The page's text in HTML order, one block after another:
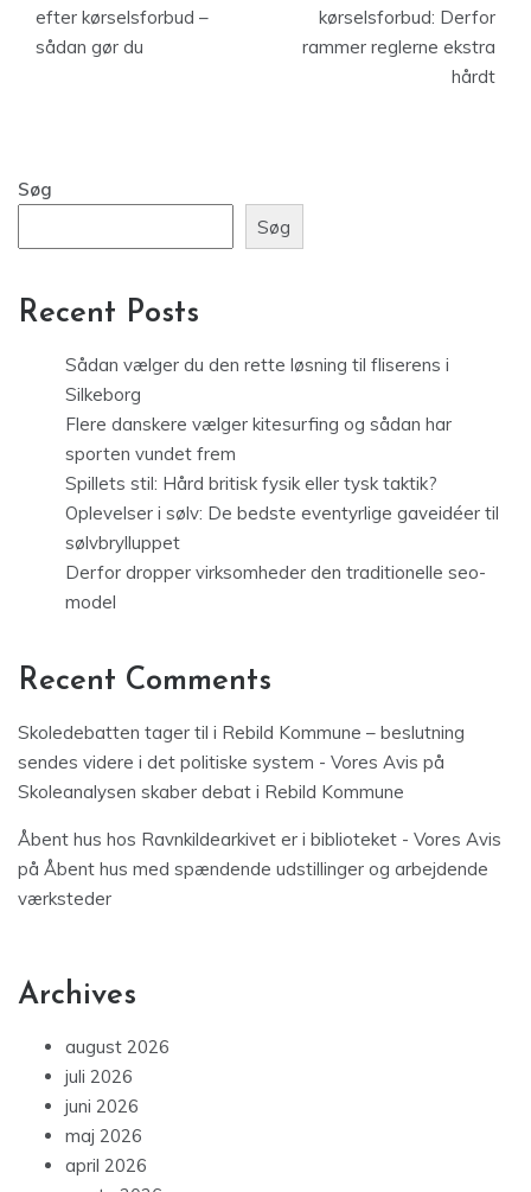
efter kørselsforbud –
sådan gør du
kørselsforbud: Derfor
rammer reglerne ekstra
hårdt
Søg
Søg
Recent Posts
Sådan vælger du den rette løsning til fliserens i
Silkeborg
Flere danskere vælger kitesurfing og sådan har
sporten vundet frem
Spillets stil: Hård britisk fysik eller tysk taktik?
Oplevelser i sølv: De bedste eventyrlige gaveidéer til
sølvbrylluppet
Derfor dropper virksomheder den traditionelle seo-
model
Recent Comments
Skoledebatten tager til i Rebild Kommune – beslutning
sendes videre i det politiske system - Vores Avis på
Skoleanalysen skaber debat i Rebild Kommune
Åbent hus hos Ravnkildearkivet er i biblioteket - Vores Avis
på Åbent hus med spændende udstillinger og arbejdende
værksteder
Archives
august 2026
juli 2026
juni 2026
maj 2026
april 2026